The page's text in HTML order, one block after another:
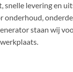
snelle levering en
onderhoud,
staan wij